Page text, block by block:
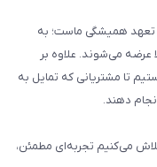
تعهد همیشگی ماست؛ به
عرضه می‌شوند. علاوه بر
تا مشتریانی که تمایل به
دهند.
تلاش می‌کنیم تجربه‌ای مطمئن،